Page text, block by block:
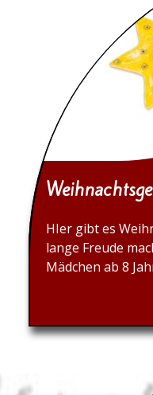
HIer gibt es
lange Freude
Mädchen ab 8